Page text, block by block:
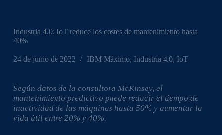
o
Industria 4.0: IoT reduce los costes de mantenimiento hasta
40%
24 de junio de 2022 IBM Máximo, Industria 4.0, IoT
Según datos de la consultora McKinsey, el
mantenimiento predictivo puede reducir el tiempo de
inactividad de las máquinas hasta 50% y aumentar la
vida útil entre 20% y 40%.